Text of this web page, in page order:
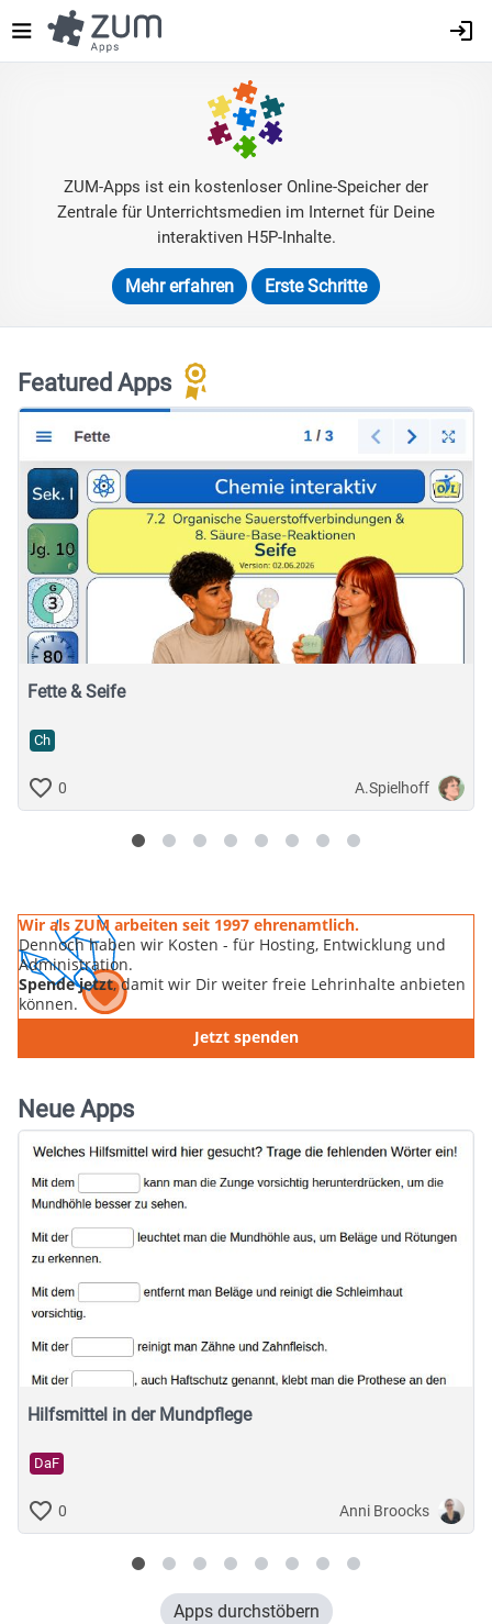
zum
Inhalt
ZUM-Apps ist ein kostenloser Online-Speicher der
Zentrale für Unterrichtsmedien im Internet für Deine
interaktiven H5P-Inhalte.
Mehr erfahren Erste Schritte
Featured Apps
Fette & Seife
Ch
0 A.Spielhoff
Wir als ZUM arbeiten seit 1997 ehrenamtlich.
Dennoch haben wir Kosten - für Hosting, Entwicklung und
Administration.
Spende jetzt, damit wir Dir weiter freie Lehrinhalte anbieten
können.
Jetzt spenden
Neue Apps
Hilfsmittel in der Mundpflege
DaF
0 Anni Broocks
Apps durchstöbern